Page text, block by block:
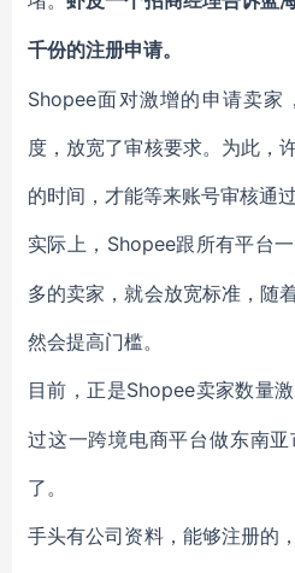
千份的注册申请。
Shopee面对激增的申请卖家
度，放宽了审核要求。为此，
的时间，才能等来账号审核通
实际上， Shopee跟所有平台
多的卖家，就会放宽标准，随
然会提高门槛。
目前，正是Shopee卖家数量
过这一跨境电商平台做东南
了。
手头有公司资料，能够注册的